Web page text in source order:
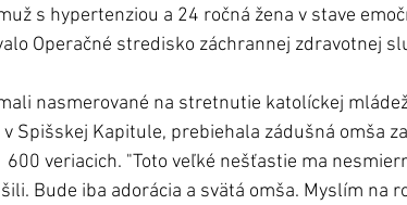
s hypertenziou a 24 ročná žena v stave
Operačné stredisko záchrannej zdravotnej
nasmerované na stretnutie katolíckej
Spišskej Kapitule, prebiehala zádušná omša
veriacich. "Toto veľké nešťastie ma
Bude iba adorácia a svätá omša. Myslím na